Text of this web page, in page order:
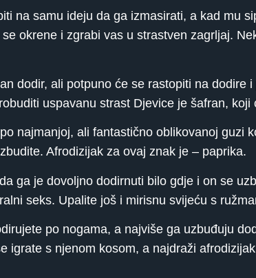
na samu ideju da ga izmasirati, a kad mu
okrene i zgrabi vas u strastven zagrljaj.
dodir, ali potpuno će se rastopiti na
uspavanu strast Djevice je šafran,
najmanjoj, ali fantastično oblikovanoj guzi
Afrodizijak za ovaj znak je – paprika.
ga je dovoljno dodirnuti bilo gdje i on se
seks. Upalite još i mirisnu svijeću s
po nogama, a najviše ga uzbuđuju
igrate s njenom kosom, a najdraži